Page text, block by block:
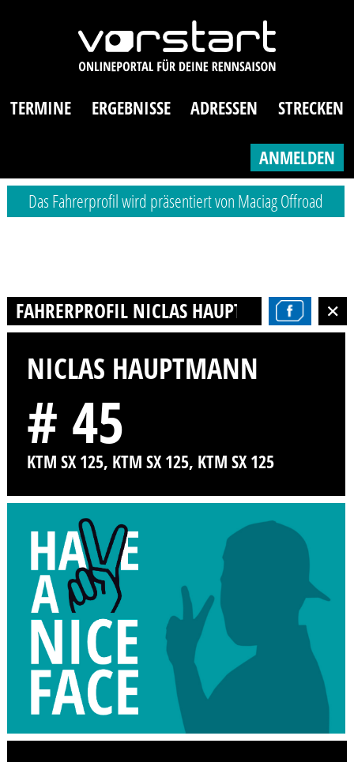
TERMINE ERGEBNISSE ADRESSEN STRECKEN
ANMELDEN
Das Fahrerprofil wird präsentiert von Maciag Offroad
FAHRERPROFIL NICLAS HAUPTMANN
NICLAS HAUPTMANN
# 45
KTM SX 125, KTM SX 125, KTM SX 125